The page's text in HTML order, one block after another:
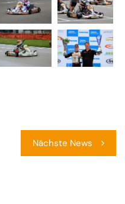
Nächste News